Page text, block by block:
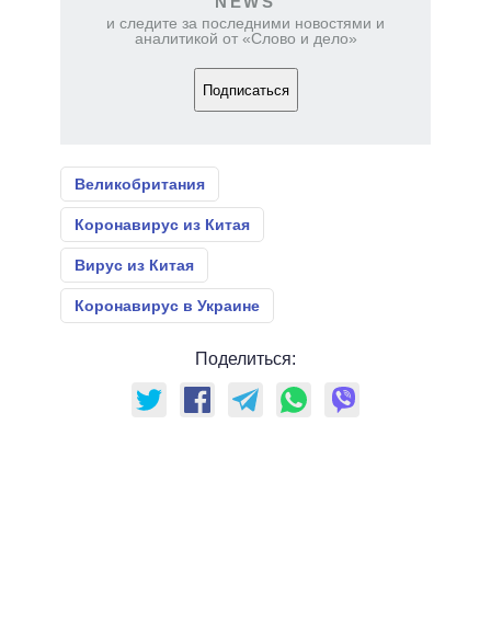
и следите за последними новостями и
аналитикой от «Слово и дело»
Подписаться
Великобритания
Коронавирус из Китая
Вирус из Китая
Коронавирус в Украине
Поделиться: